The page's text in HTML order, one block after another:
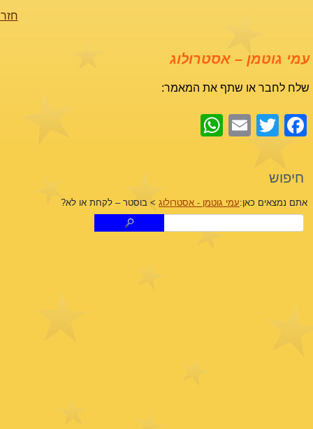
עמי גוטמן – אסטרולוג
שלח לחבר או שתף את המאמר:
Facebook
Twitter
Email
חיפוש
אתם נמצאים כאן:עמי גוטמן - אסטרולוג > בוסטר – לקחת או לא?